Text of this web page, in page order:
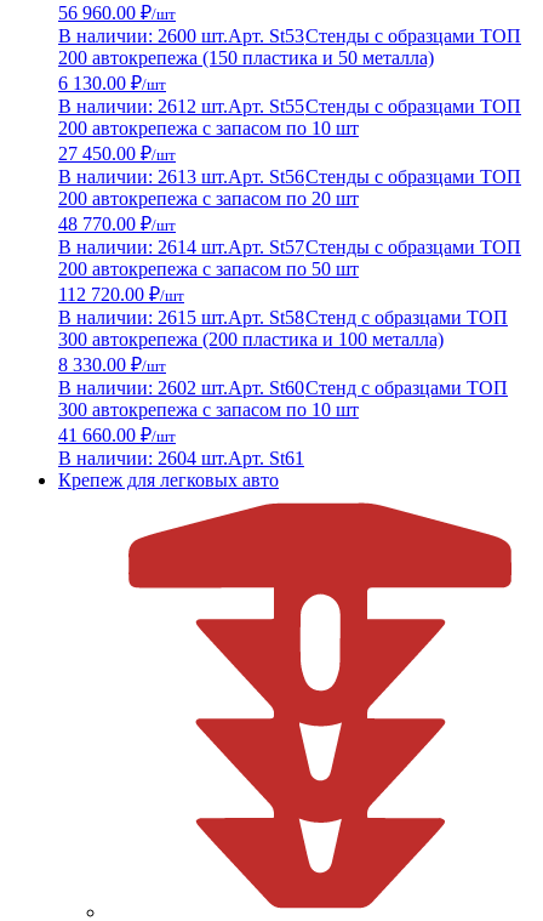
56 960.00 ₽/шт
В наличии: 2600 шт.Арт. St53Стенды с образцами ТОП
200 автокрепежа (150 пластика и 50 металла)
6 130.00 ₽/шт
В наличии: 2612 шт.Арт. St55Стенды с образцами ТОП
200 автокрепежа с запасом по 10 шт
27 450.00 ₽/шт
В наличии: 2613 шт.Арт. St56Стенды с образцами ТОП
200 автокрепежа с запасом по 20 шт
48 770.00 ₽/шт
В наличии: 2614 шт.Арт. St57Стенды с образцами ТОП
200 автокрепежа с запасом по 50 шт
112 720.00 ₽/шт
В наличии: 2615 шт.Арт. St58Стенд с образцами ТОП
300 автокрепежа (200 пластика и 100 металла)
8 330.00 ₽/шт
В наличии: 2602 шт.Арт. St60Стенд с образцами ТОП
300 автокрепежа с запасом по 10 шт
41 660.00 ₽/шт
В наличии: 2604 шт.Арт. St61
Крепеж для легковых авто